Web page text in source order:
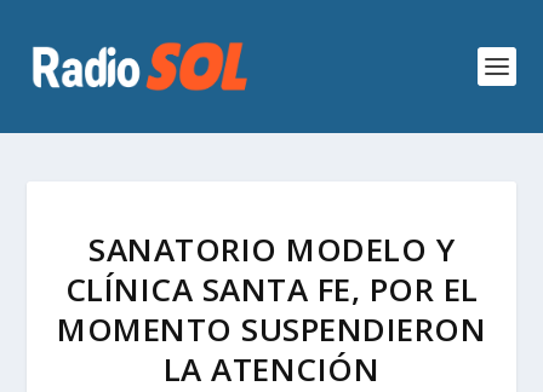
SANATORIO MODELO Y
CLÍNICA SANTA FE, POR EL
MOMENTO SUSPENDIERON
LA ATENCIÓN